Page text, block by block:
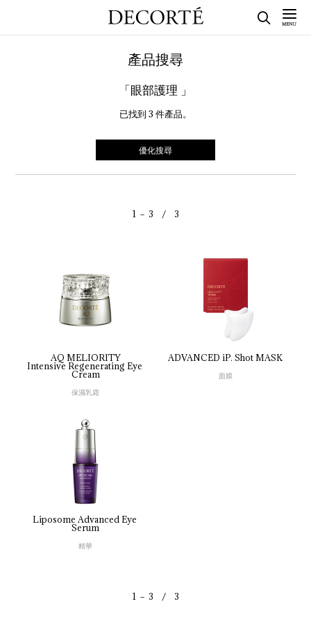
產品搜尋
「眼部護理 」
已找到 3 件產品。
優化搜尋
1 － 3 / 3
AQ MELIORITY
Intensive Regenerating Eye
Cream
保濕乳霜
ADVANCED iP. Shot MASK
面膜
Liposome Advanced Eye
Serum
精華
1 － 3 / 3